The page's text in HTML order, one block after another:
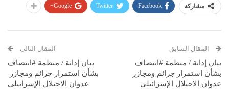
مشاركة Facebook
Twitter
Google+
المقال السابق
بيان إدانة / منظمة #انتصاف
بشأن استمرار جرائم ومجازر
عدوان الاحتلال الإسرائيلي
المقال التالي
بيان إدانة / منظمة #انتصاف
بشأن استمرار جرائم ومجازر
عدوان الاحتلال الإسرائيلي